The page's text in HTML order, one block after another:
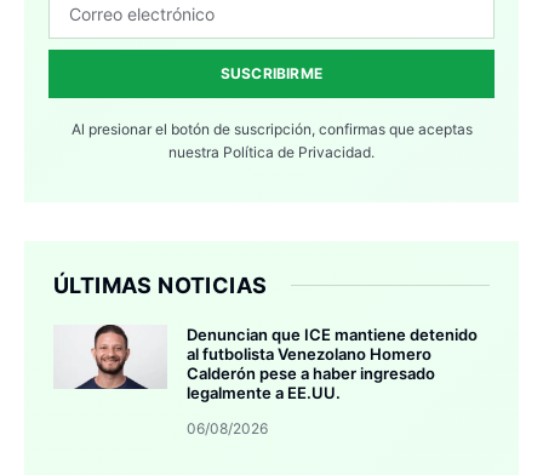
SUSCRIBIRME
Al presionar el botón de suscripción, confirmas que aceptas
nuestra Política de Privacidad.
ÚLTIMAS NOTICIAS
Denuncian que ICE mantiene detenido
al futbolista Venezolano Homero
Calderón pese a haber ingresado
legalmente a EE.UU.
06/08/2026